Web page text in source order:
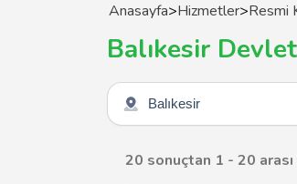
Anasayfa>Hizmetler>Resmi
Balıkesir
Şehir seçin
20 sonuçtan 1 - 20